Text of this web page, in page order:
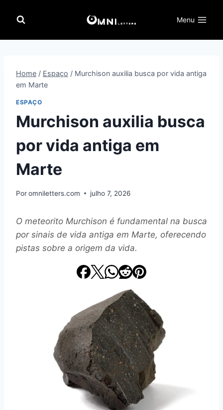
para
Menu
Home / Espaço / Murchison auxilia busca por vida antiga
em Marte
ESPAÇO
Murchison auxilia busca
por vida antiga em
Marte
Poromniletters.com julho 7, 2026
O meteorito Murchison é fundamental na busca
por sinais de vida antiga em Marte, oferecendo
pistas sobre a origem da vida.